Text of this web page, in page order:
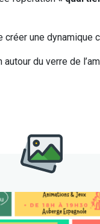
créer une
du verre de